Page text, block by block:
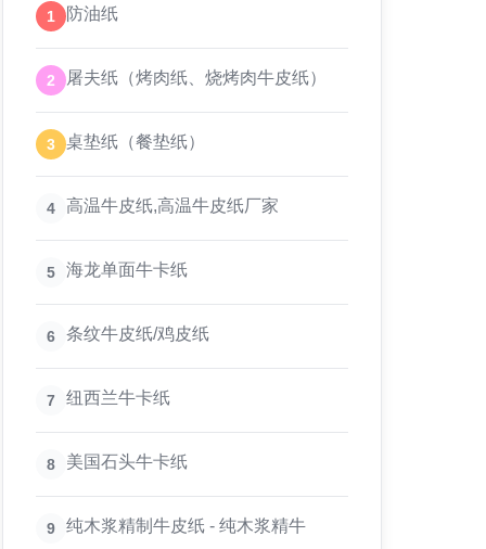
1 防油纸
2 屠夫纸（烤肉纸、烧烤肉牛皮纸）
3 桌垫纸（餐垫纸）
4 高温牛皮纸,高温牛皮纸厂家
5 海龙单面牛卡纸
6 条纹牛皮纸/鸡皮纸
7 纽西兰牛卡纸
8 美国石头牛卡纸
9 纯木浆精制牛皮纸 - 纯木浆精牛